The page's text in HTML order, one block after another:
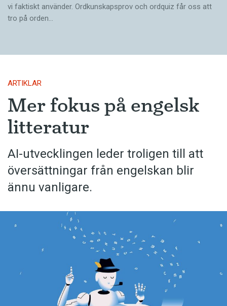
vi faktiskt använder. Ordkunskapsprov och ordquiz får oss att
tro på orden…
ARTIKLAR
Mer fokus på engelsk
litteratur
AI-utvecklingen leder troligen till att
översättningar från engelskan blir
ännu vanligare.